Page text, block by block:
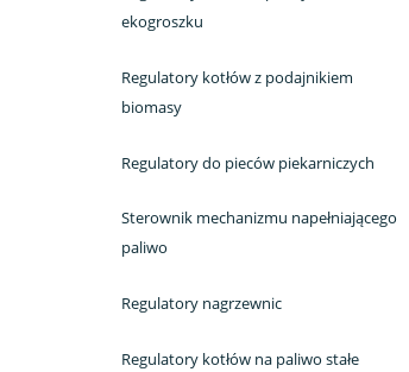
ekogroszku
Regulatory kotłów z podajnikiem
biomasy
Regulatory do pieców piekarniczych
Sterownik mechanizmu napełniającego
paliwo
Regulatory nagrzewnic
Regulatory kotłów na paliwo stałe